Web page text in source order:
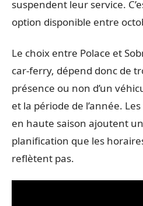
suspendent leur service.
option disponible entre
Le choix entre Polace et
car-ferry, dépend donc de
présence ou non d’un
et la période de l’année.
en haute saison ajoutent
planification que les
reflètent pas.